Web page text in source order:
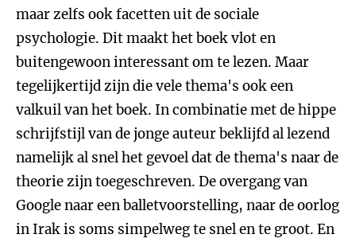
maar zelfs ook facetten uit de sociale
psychologie. Dit maakt het boek vlot en
buitengewoon interessant om te lezen. Maar
tegelijkertijd zijn die vele thema's ook een
valkuil van het boek. In combinatie met de hippe
schrijfstijl van de jonge auteur beklijfd al lezend
namelijk al snel het gevoel dat de thema's naar de
theorie zijn toegeschreven. De overgang van
Google naar een balletvoorstelling, naar de oorlog
in Irak is soms simpelweg te snel en te groot. En